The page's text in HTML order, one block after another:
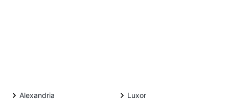
Alexandria
Luxor